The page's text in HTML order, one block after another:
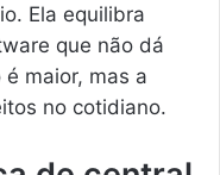
Ela equilibra
que não dá
maior, mas a
no cotidiano.